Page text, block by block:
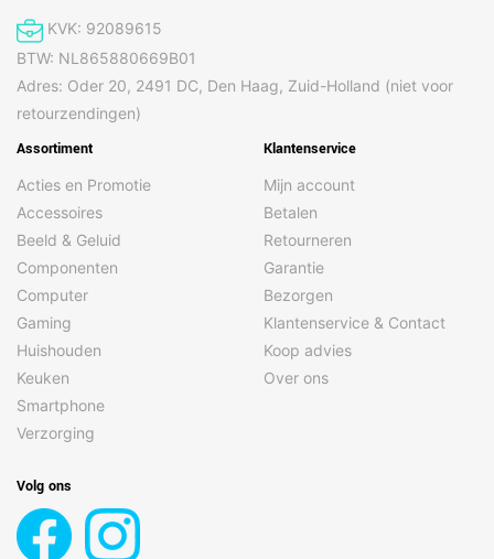
KVK: 92089615
BTW: NL865880669B01
Adres: Oder 20, 2491 DC, Den Haag, Zuid-Holland (niet voor
retourzendingen)
Assortiment
Acties en Promotie
Accessoires
Beeld & Geluid
Componenten
Computer
Gaming
Huishouden
Keuken
Smartphone
Verzorging
Klantenservice
Mijn account
Betalen
Retourneren
Garantie
Bezorgen
Klantenservice & Contact
Koop advies
Over ons
Volg ons